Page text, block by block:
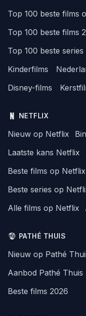
Top 100 beste films
Top 100 beste films
Top 100 beste series
Kinderfilms
Disney-films
NETFLIX
Nieuw op Netflix
Laatste kans Netflix
Beste films op Netflix
Beste series op
Alle films op Netflix
PATHÉ THUIS
Nieuw op Pathé
Aanbod Pathé Thuis
Beste films 2026